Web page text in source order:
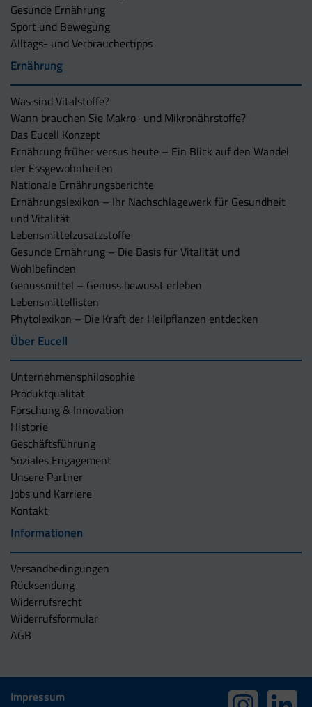
Gesunde Ernährung
Sport und Bewegung
Alltags- und Verbrauchertipps
Ernährung
Was sind Vitalstoffe?
Wann brauchen Sie Makro- und Mikronährstoffe?
Das Eucell Konzept
Ernährung früher versus heute – Ein Blick auf den Wandel
der Essgewohnheiten
Nationale Ernährungsberichte
Ernährungslexikon – Ihr Nachschlagewerk für Gesundheit
und Vitalität
Lebensmittelzusatzstoffe
Gesunde Ernährung – Die Basis für Vitalität und
Wohlbefinden
Genussmittel – Genuss bewusst erleben
Lebensmittellisten
Phytolexikon – Die Kraft der Heilpflanzen entdecken
Über Eucell
Unternehmens­philosophie
Produktqualität
Forschung & Innovation
Historie
Geschäftsführung
Soziales Engagement
Unsere Partner
Jobs und Karriere
Kontakt
Informationen
Versandbedingungen
Rücksendung
Widerrufsrecht
Widerrufsformular
AGB
Impressum